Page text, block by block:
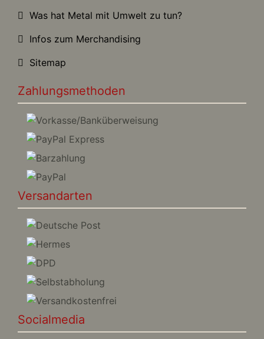
Was hat Metal mit Umwelt zu tun?
Infos zum Merchandising
Sitemap
Zahlungsmethoden
Versandarten
Socialmedia